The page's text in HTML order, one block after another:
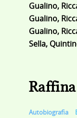
Gualino,
Sella,
Autobiografia